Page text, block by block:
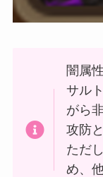
闇属
サル
がら
攻防
ただ
め、